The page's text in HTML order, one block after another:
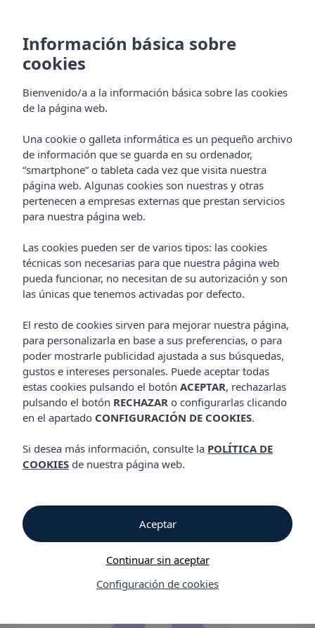
¡No te pierdas las mejores
Suscribete a nuestro newsletter
Quiero recibir Vibra Hotels newsletter.
Me apunto
Mantente al día de lo mejor de
Vibra Hotels
Información básica sobre
cookies
Bienvenido/a a la información básica sobre las cookies
de la página web.
Una cookie o galleta informática es un pequeño archivo
de información que se guarda en su ordenador,
“smartphone” o tableta cada vez que visita nuestra
página web. Algunas cookies son nuestras y otras
pertenecen a empresas externas que prestan servicios
para nuestra página web.
Las cookies pueden ser de varios tipos: las cookies
técnicas son necesarias para que nuestra página web
pueda funcionar, no necesitan de su autorización y son
las únicas que tenemos activadas por defecto.
El resto de cookies sirven para mejorar nuestra página,
para personalizarla en base a sus preferencias, o para
poder mostrarle publicidad ajustada a sus búsquedas,
gustos e intereses personales. Puede aceptar todas
estas cookies pulsando el botón ACEPTAR, rechazarlas
pulsando el botón RECHAZAR o configurarlas clicando
en el apartado CONFIGURACIÓN DE COOKIES.
Si desea más información, consulte la POLÍTICA DE
COOKIES de nuestra página web.
Configuración de cookies
Continuar sin aceptar
Aceptar